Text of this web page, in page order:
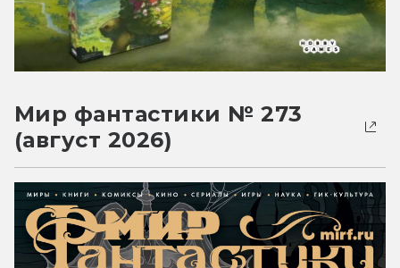
Мир фантастики № 273
(август 2026)